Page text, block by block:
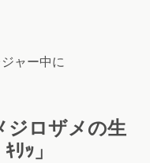
ャー中に
ジロザメの生
ｯ」